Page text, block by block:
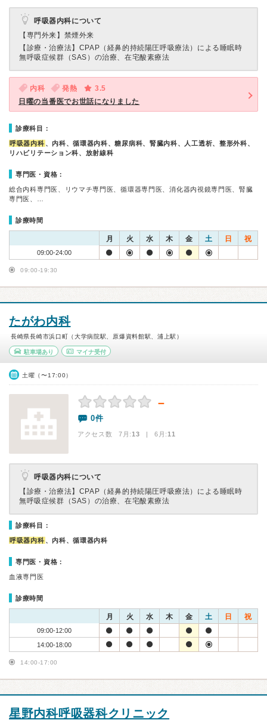
呼吸器内科について
【専門外来】 禁煙外来
【診療・治療法】 CPAP（経鼻的持続陽圧呼吸療法）による睡眠時
無呼吸症候群（SAS）の治療、在宅酸素療法
内科 発熱
3.5
日曜の当番医でお世話になりました
診療科目：
呼吸器内科 、内科、循環器内科、糖尿病科、腎臓内科、人工透析、整形外科、
リハビリテーション科、放射線科
専門医・資格：
総合内科専門医、リウマチ専門医、循環器専門医、消化器内視鏡専門医、腎臓
専門医、…
診療時間
月 火 水 木 金 土 日 祝
09:00-24:00
09:00-19:30
たがわ内科
長崎県長崎市浜口町（大学病院駅、原爆資料館駅、浦上駅）
駐車場あり マイナ受付
土曜（〜17:00）
－
0件
アクセス数 7月:13 | 6月:11
呼吸器内科について
【診療・治療法】 CPAP（経鼻的持続陽圧呼吸療法）による睡眠時
無呼吸症候群（SAS）の治療、在宅酸素療法
診療科目：
呼吸器内科 、内科、循環器内科
専門医・資格：
血液専門医
診療時間
月 火 水 木 金 土 日 祝
09:00-12:00
14:00-18:00
14:00-17:00
星野内科呼吸器科クリニック